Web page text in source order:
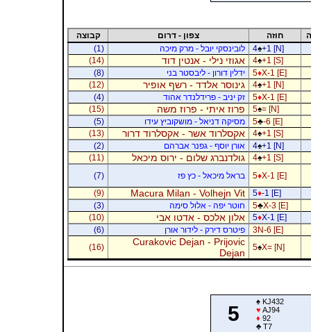
חוזה צפון - דרום
קבוצה
4♠+1 [N] לובינסקי יובל - מרק מיכה
(1)
4♠+1 [S] אגוזי נילי - אנטין דוד
(14)
5♦X-1 [E] ידלין דורון - ליבסטר בני
(8)
4♠+1 [N] גינוסר אלדד - רשף אופיר
(12)
5♦X-1 [E] זק יניב - פרידלנדר אהוד
(4)
5♠= [N] פרוז איתי - פרוז משה
(15)
5♣-6 [E] מסיקה דניאל - מושקוביץ עידו
(5)
4♠+1 [S] אקסלרוד אשר - אקסלרוד דרור
(13)
4♠+1 [N] אורן יוסף - גפנר אברהם
(2)
4♠+1 [S] גולדנברג שלום - ירוס מיכאל
(11)
5♦X-1 [E] בראל מיכאל - כץ פז
(7)
5♦-1 [E]
Macura Milan - Volhejn Vit
(9)
5♣X-3 [E] חוטר יפה - אלול סימה
(3)
5♦X-1 [E] אלון אלכס - אדטו אבי
(10)
3N-6 [E]
פיטרס דירק - לידור אורן
(6)
5♠X= [N]
Curakovic Dejan - Prijovic
Dejan
(16)
5
♠KJ432
♥ AJ94
♦ 92
♣T7